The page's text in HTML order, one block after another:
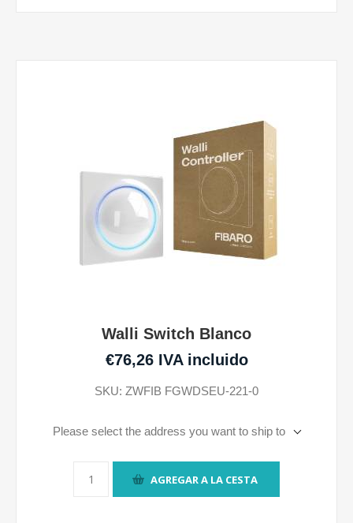
Walli Switch Blanco
€76,26 IVA incluido
SKU: ZWFIB FGWDSEU-221-0
Please select the address you want to ship to
AGREGAR A LA CESTA